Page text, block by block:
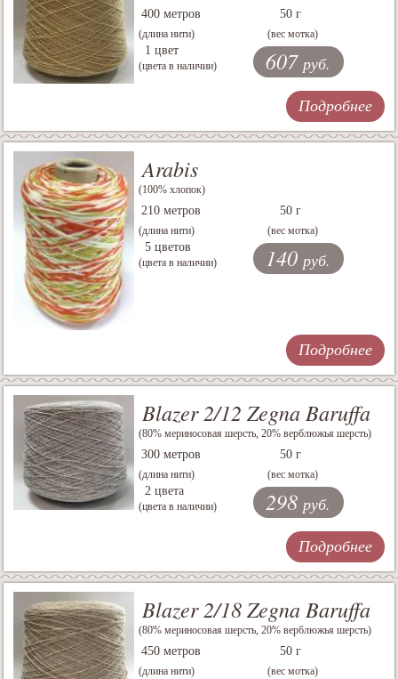
400 метров
(длина нити)
50 г
(вес мотка)
1 цвет
(цвета в наличии) 607 руб.
Подробнее
Arabis
(100% хлопок)
210 метров
(длина нити)
50 г
(вес мотка)
5 цветов
(цвета в наличии) 140 руб.
Подробнее
Blazer 2/12 Zegna Baruffa
(80% мериносовая шерсть, 20% верблюжья шерсть)
300 метров
(длина нити)
50 г
(вес мотка)
2 цвета
(цвета в наличии) 298 руб.
Подробнее
Blazer 2/18 Zegna Baruffa
(80% мериносовая шерсть, 20% верблюжья шерсть)
450 метров
(длина нити)
50 г
(вес мотка)